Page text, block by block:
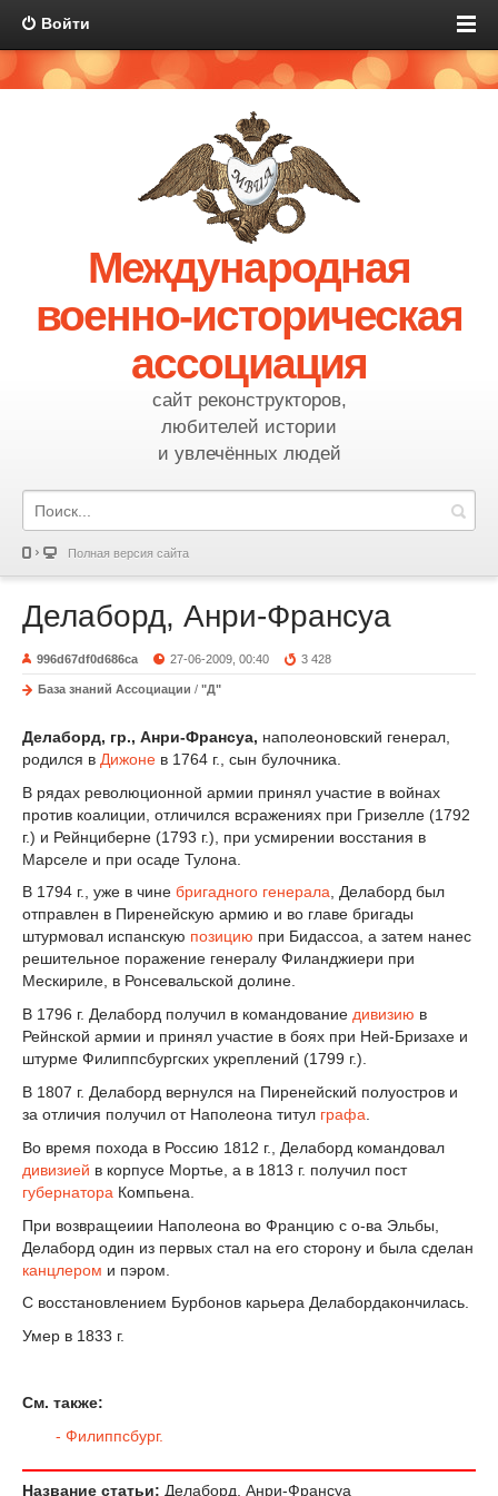
Войти
Международная
военно-историческая
ассоциация
сайт реконструкторов,
любителей истории
и увлечённых людей
Полная версия сайта
Делаборд, Анри-Франсуа
996d67df0d686ca 27-06-2009, 00:40 3 428
База знаний Ассоциации / "Д"
Делаборд, гр., Анри-Франсуа, наполеоновский генерал,
родился в Дижоне в 1764 г., сын булочника.
В рядах революционной армии принял участие в войнах
против коалиции, отличился всражениях при Гризелле (1792
г.) и Рейнциберне (1793 г.), при усмирении восстания в
Марселе и при осаде Тулона.
В 1794 г., уже в чине бригадного генерала, Делаборд был
отправлен в Пиренейскую армию и во главе бригады
штурмовал испанскую позицию при Бидассоа, а затем нанес
решительное поражение генералу Филанджиери при
Мескириле, в Ронсевальской долине.
В 1796 г. Делаборд получил в командование дивизию в
Рейнской армии и принял участие в боях при Ней-Бризахе и
штурме Филиппсбургских укреплений (1799 г.).
В 1807 г. Делаборд вернулся на Пиренейский полуостров и
за отличия получил от Наполеона титул графа
Во время похода в Россию 1812 г., Делаборд командовал
дивизией в корпусе Мортье, а в 1813 г. получил пост
губернатора Компьена.
При возвращеиии Наполеона во Францию с о-ва Эльбы,
Делаборд один из первых стал на его сторону и была сделан
канцлером и пэром.
С восстановлением Бурбонов карьера Делабордакончилась.
Умер в 1833 г.
См. также:
- Филиппсбург.
Название статьи: Делаборд, Анри-Франсуа